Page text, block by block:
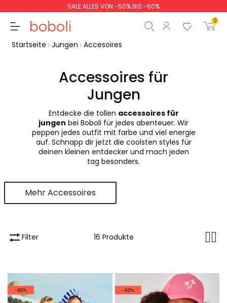
SALE ALLES VON -50% BIS -60%
0
Gesamtbetrag
weiter Start der Bestellung
Startseite Jungen Accesoires
Accessoires für
Jungen
Entdecke die tollen accessoires für
jungen bei Boboli für jedes abenteuer. Wir
peppen jedes outfit mit farbe und viel energie
auf. Schnapp dir jetzt die coolsten styles für
deinen kleinen entdecker und mach jeden
tag besonders.
Mehr Accessoires
Filter 16 Produkte
-60% -60%